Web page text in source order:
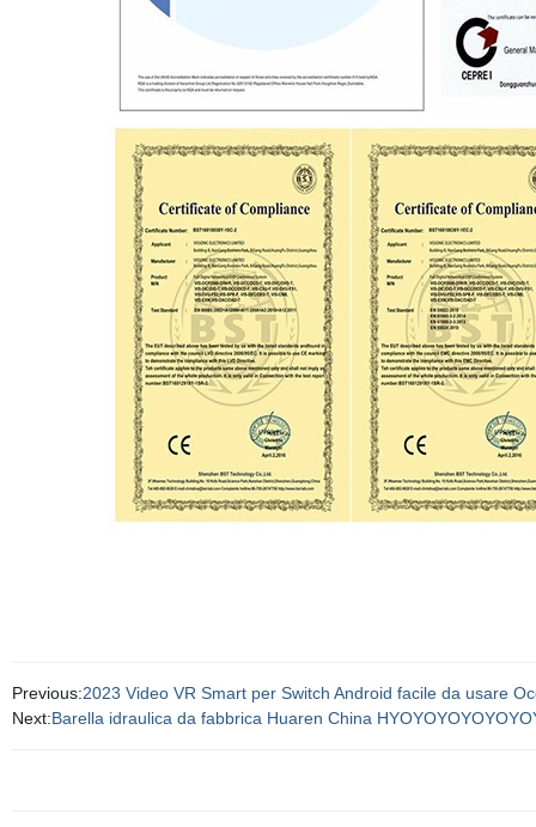
Previous:2023 Video VR Smart per Switch Android facile da usare
Next:Barella idraulica da fabbrica Huaren China